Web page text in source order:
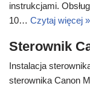
instrukcjami.
10… Czytaj więcej »
Sterownik
Instalacja
sterownika Canon